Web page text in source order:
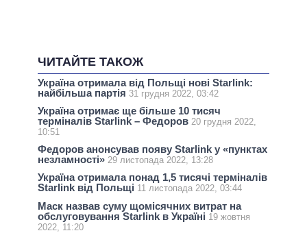
ЧИТАЙТЕ ТАКОЖ
Україна отримала від Польщі нові Starlink:
найбільша партія 31 грудня 2022, 03:42
Україна отримає ще більше 10 тисяч
терміналів Starlink – Федоров 20 грудня 2022,
10:51
Федоров анонсував появу Starlink у «пунктах
незламності» 29 листопада 2022, 13:28
Україна отримала понад 1,5 тисячі терміналів
Starlink від Польщі 11 листопада 2022, 03:44
Маск назвав суму щомісячних витрат на
обслуговування Starlink в Україні 19 жовтня
2022, 11:20